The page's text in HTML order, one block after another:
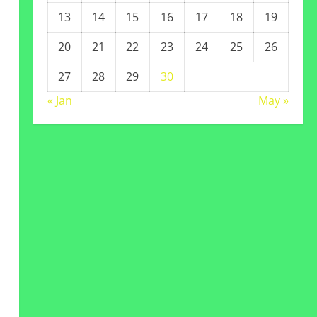
13 14 15 16 17 18
19
20
21 22 23 24 25
26
27
28 29
30
« Jan
May »